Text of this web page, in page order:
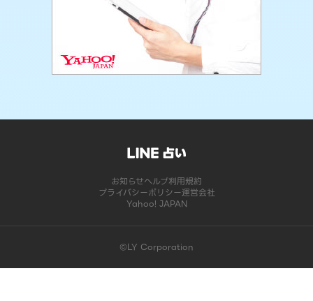
お知らせヘルプ利用規約
プライバシーポリシー運営会社
Yahoo! JAPAN
©LY Corporation
このコンテンツは掲載が終了しました | LINE占い